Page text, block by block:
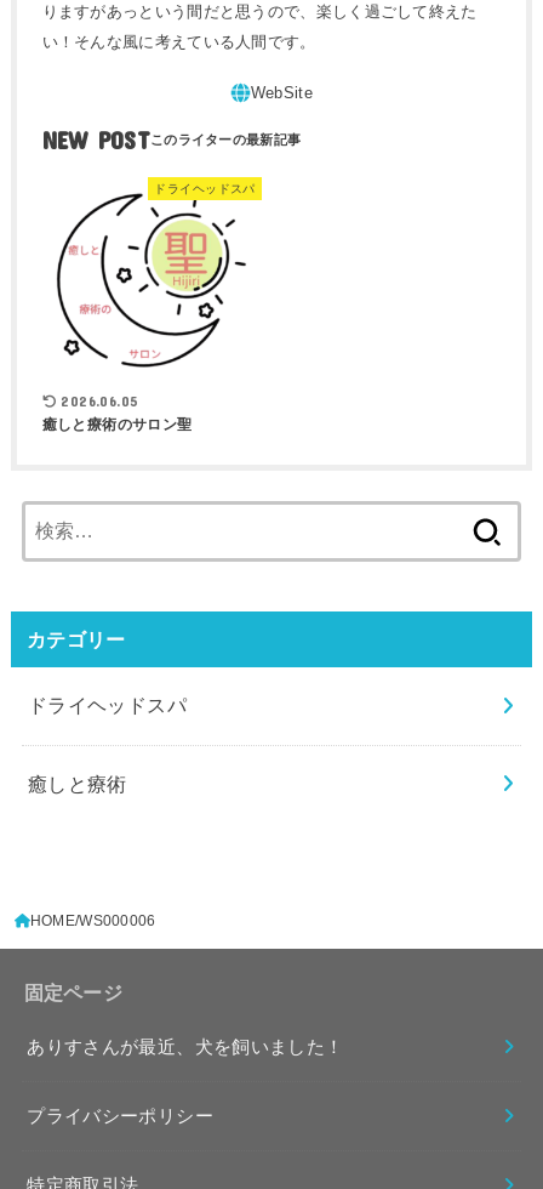
りますがあっという間だと思うので、楽しく過ごして終えた
い！そんな風に考えている人間です。
NEW POST
ドライヘッドスパ
2026.06.05
癒しと療術のサロン聖
索:
カテゴリー
ドライヘッドスパ
癒しと療術
HOME WS000006
固定ページ
ありすさんが最近、犬を飼いました！
プライバシーポリシー